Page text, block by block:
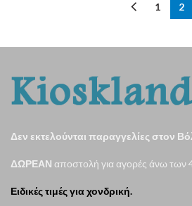
1 2
Δεν εκτελούνται παραγγελίες στον
ΔΩΡΕΑΝ αποστολή για αγορές άνω των
Ειδικές τιμές για χονδρική.